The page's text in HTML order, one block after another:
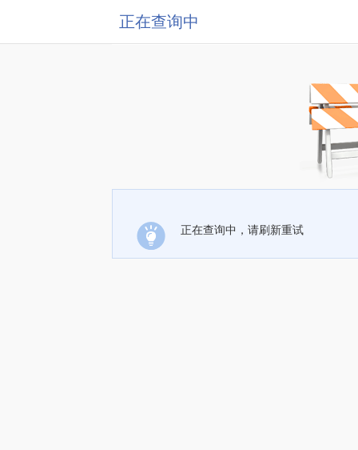
正在查询中
正在查询中，请刷新重试